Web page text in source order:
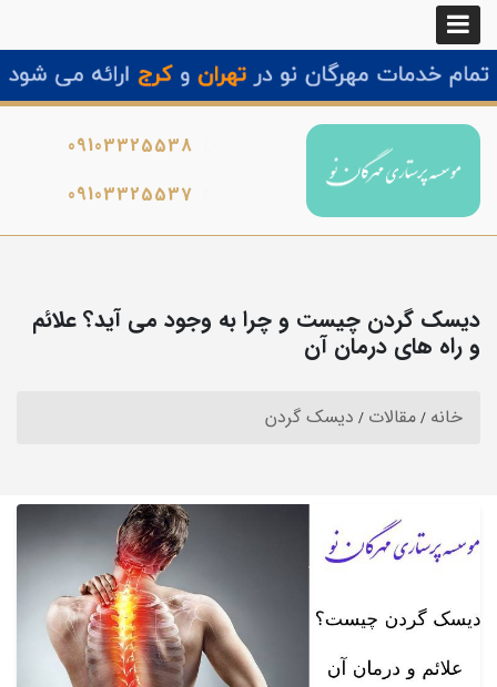
09103325538
09103325537
دیسک گردن چیست و چرا به وجود می آید؟ علائم
و راه های درمان آن
خانه مقالات دیسک گردن